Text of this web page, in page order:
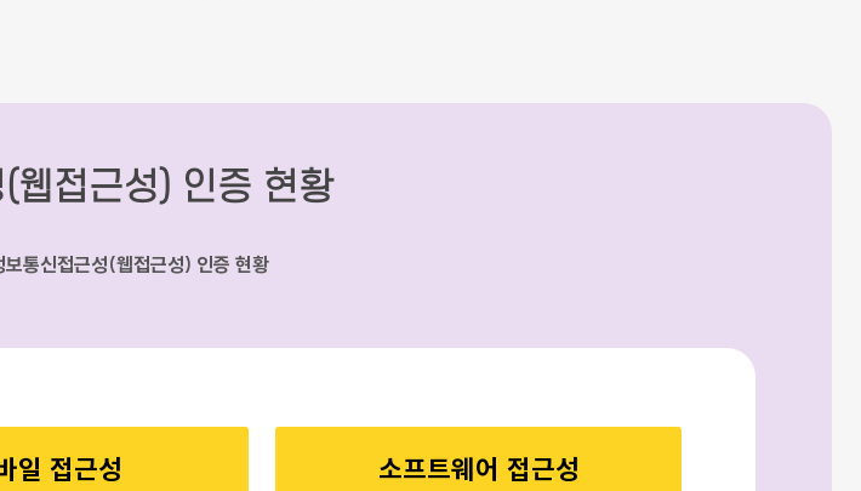
웹접근성) 인증 현황
보통신접근성(웹접근성) 인증 현황
일 접근성 소프트웨어 접근성